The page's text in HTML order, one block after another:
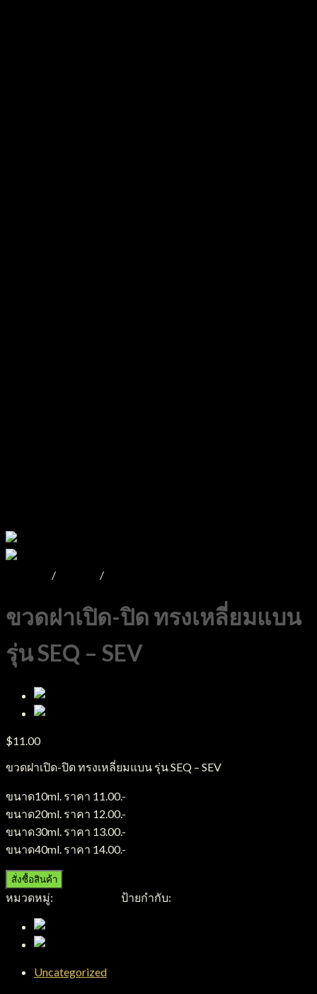
/ /
ขวดฝาเปิด-ปิด ทรงเหลี่ยมแบน
รุ่น SEQ – SEV
$11.00
ขวดฝาเปิด-ปิด ทรงเหลี่ยมแบน รุ่น SEQ – SEV
ขนาด10ml. ราคา 11.00.-
ขนาด20ml. ราคา 12.00.-
ขนาด30ml. ราคา 13.00.-
ขนาด40ml. ราคา 14.00.-
สั่งซื้อสินค้า
หมวดหมู่: ป้ายกำกับ:
Uncategorized